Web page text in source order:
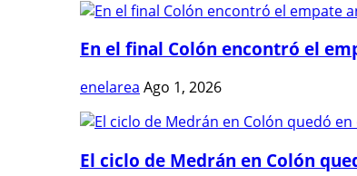
En el final Colón encontró el
enelarea Ago 1, 2026
El ciclo de Medrán en Colón